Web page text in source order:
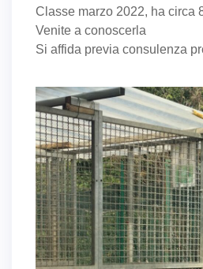
Classe marzo 2022, ha circa
Venite a conoscerla
Si affida previa consulenza